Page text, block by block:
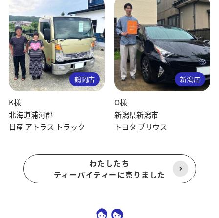
鶴岡店
K様
北海道浦河郡
日産 アトラス トラック
新潟店
O様
新潟県新潟市
トヨタ プリウス
わたしたち
ティーバイティーに売りました